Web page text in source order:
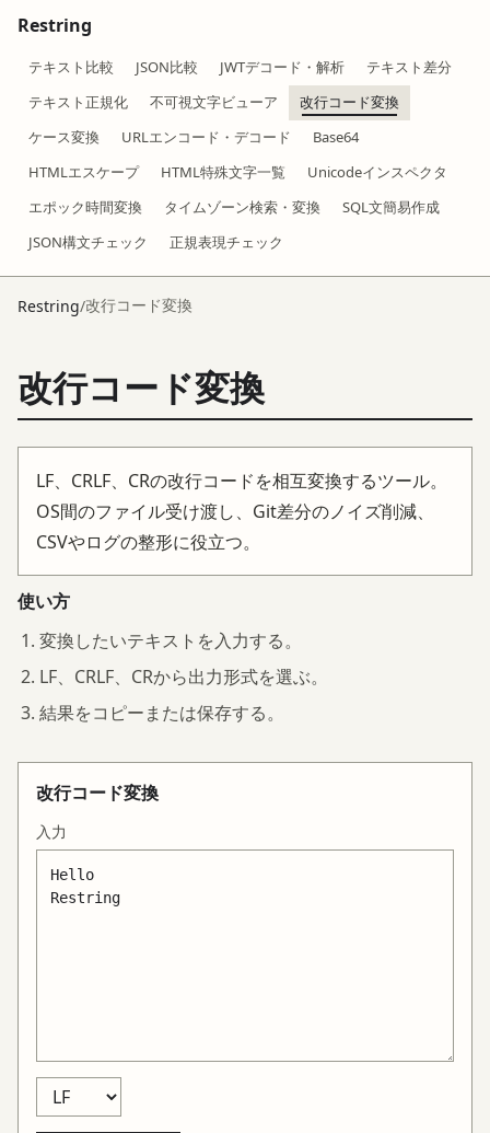
Restring
テキスト比較 JSON比較 JWTデコード・解析
テキスト差分
テキスト正規化
不可視文字ビューア
改行コード変換
ケース変換
URLエンコード・デコード
Base64
HTMLエスケープ
HTML特殊文字一覧
Unicodeインスペクタ
エポック時間変換
タイムゾーン検索・変換
SQL文簡易作成
JSON構文チェック
正規表現チェック
Restring/改行コード変換
改行コード変換
LF、CRLF、CRの改行コードを相互変換するツール。
OS間のファイル受け渡し、Git差分のノイズ削減、
CSVやログの整形に役立つ。
使い方
変換したいテキストを入力する。
LF、CRLF、CRから出力形式を選ぶ。
結果をコピーまたは保存する。
改行コード変換
入力